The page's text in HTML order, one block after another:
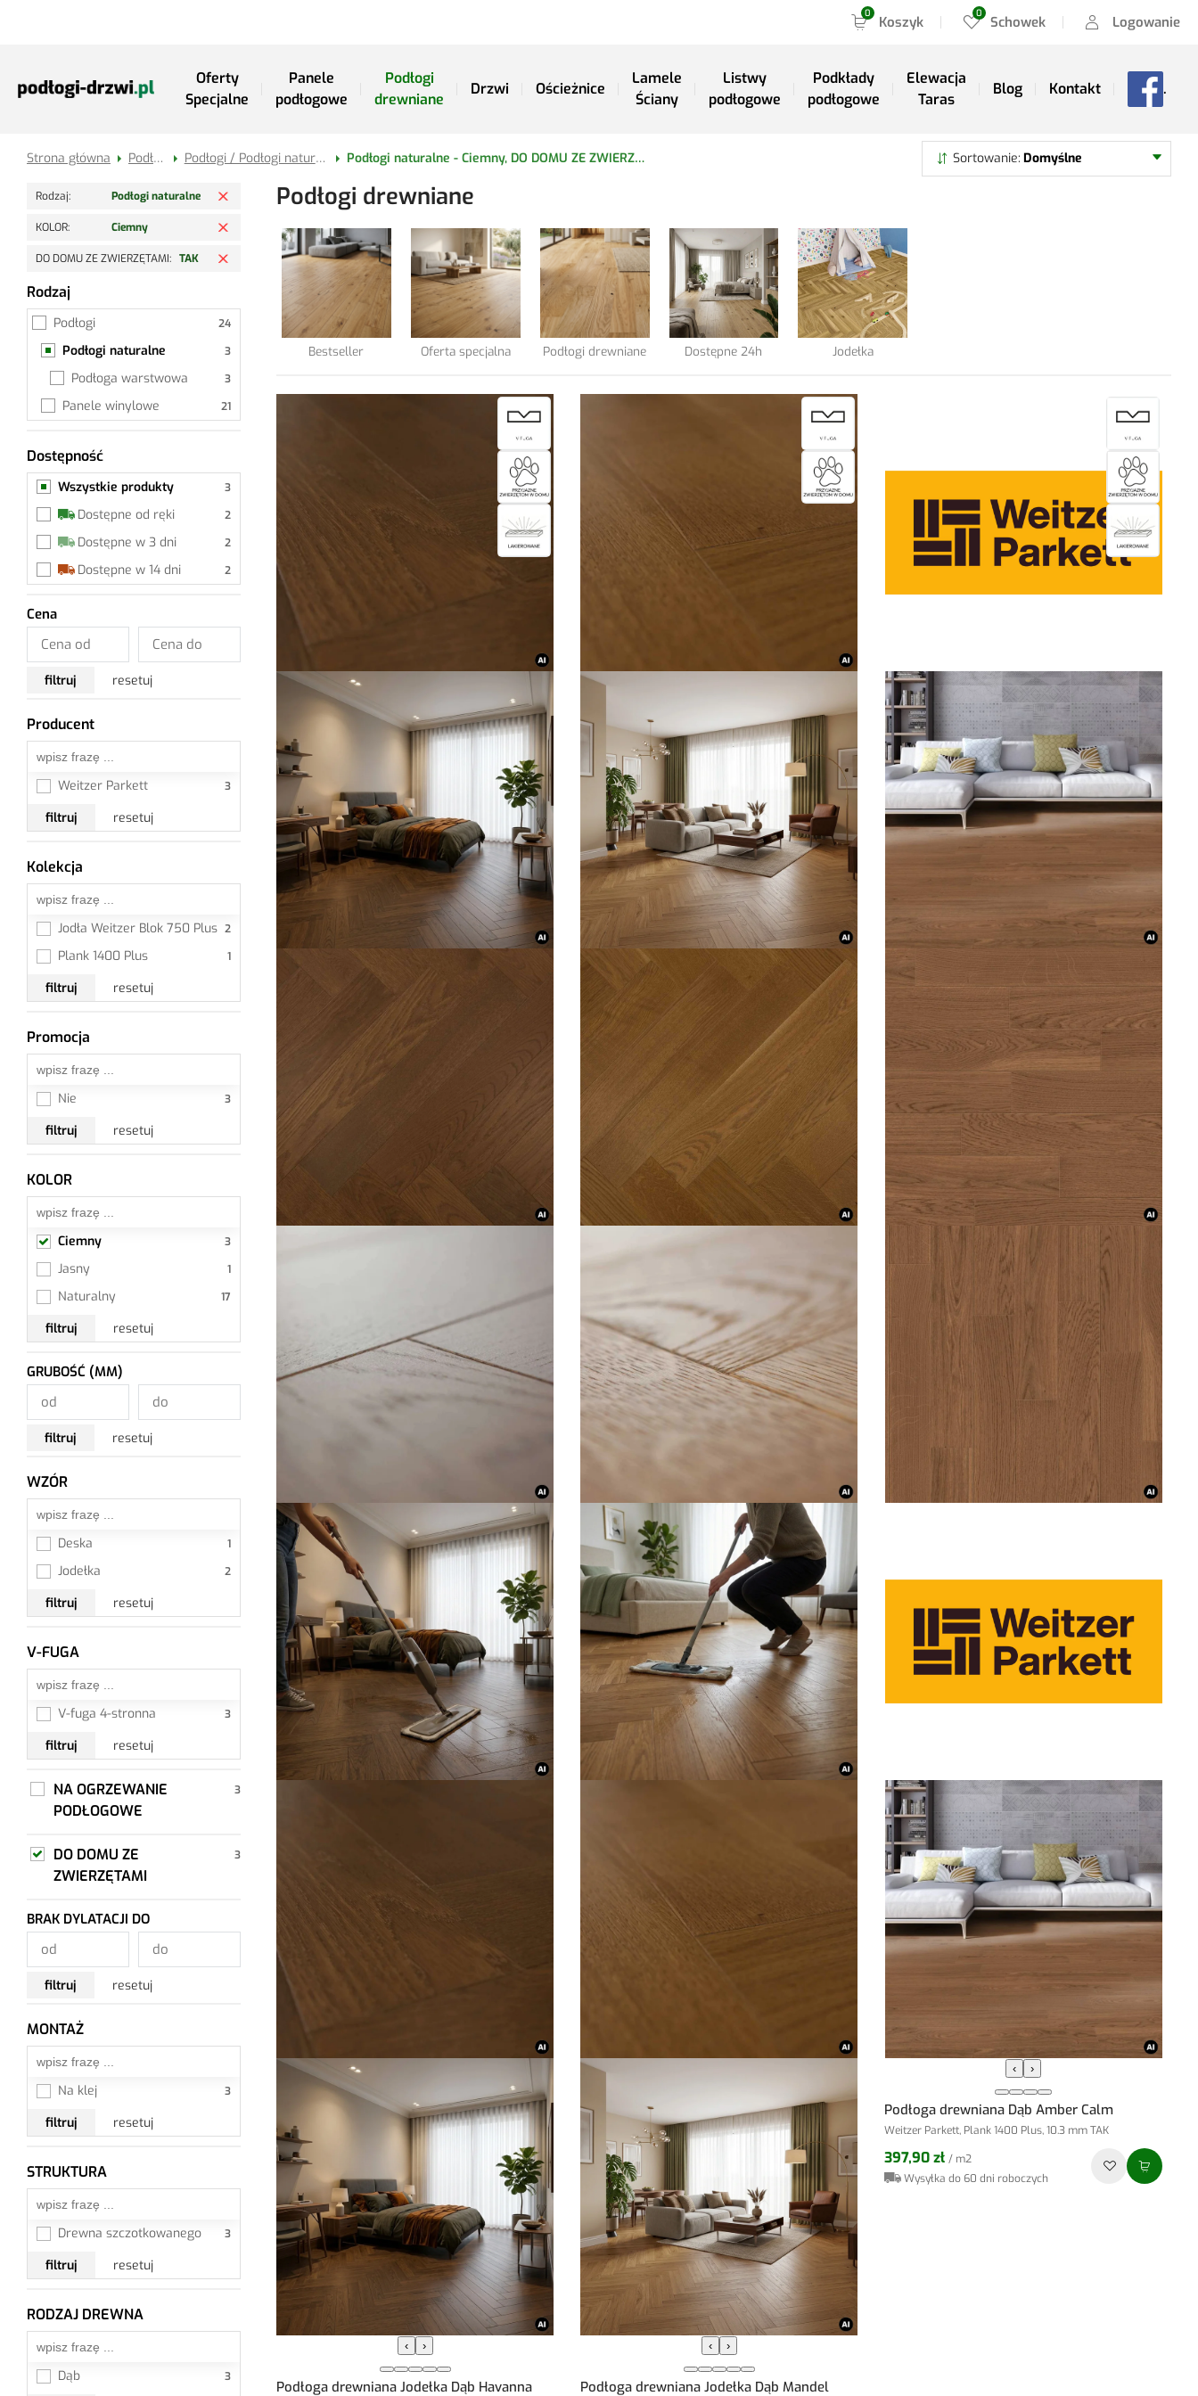
Koszyk Schowek Logowanie
Oferty
Specjalne
Panele
podłogowe
Podłogi
drewniane
Drzwi Ościeżnice
Lamele
Ściany
Listwy
podłogowe
Podkłady
podłogowe
Elewacja
Taras
Blog Kontakt .
Strona główna Podłogi Podłogi / Podłogi naturalne Podłogi naturalne - Ciemny, DO DOMU ZE ZWIERZĘTAMI
Rodzaj Podłogi naturalne Usuń filtr
KOLOR Ciemny Usuń filtr
DO DOMU ZE ZWIERZĘTAMI TAK Usuń filtr
Sortowanie Domyślne
Rodzaj
Podłogi
Podłogi naturalne
Podłoga warstwowa
Panele winylowe
Dostępność
Wszystkie produkty
Dostępne od ręki
Dostępne w 3 dni
Dostępne w 14 dni
Cena
filtruj resetuj
Producent
Weitzer Parkett
filtruj
resetuj
Kolekcja
Jodła Weitzer Blok 750 Plus
Plank 1400 Plus
filtruj
resetuj
Promocja
Nie
filtruj
resetuj
KOLOR
Ciemny
Jasny
Naturalny
filtruj
resetuj
GRUBOŚĆ (MM)
filtruj resetuj
WZÓR
Deska
Jodełka
filtruj
resetuj
V-FUGA
V-fuga 4-stronna
filtruj
resetuj
NA OGRZEWANIE
PODŁOGOWE
DO DOMU ZE
ZWIERZĘTAMI
BRAK DYLATACJI DO
filtruj resetuj
MONTAŻ
Na klej
filtruj
resetuj
STRUKTURA
Drewna szczotkowanego
filtruj
resetuj
RODZAJ DREWNA
Dąb
Podłogi drewniane
Bestseller Oferta specjalna Podłogi drewniane Dostępne 24h Jodełka
‹ ›
Podłoga drewniana Jodełka Dąb Havanna
‹ ›
Podłoga drewniana Jodełka Dąb Mandel
‹ ›
Podłoga drewniana Dąb Amber Calm
Weitzer Parkett, Plank 1400 Plus, 10.3 mm TAK
397,90 zł / m2
Wysyłka do 60 dni roboczych